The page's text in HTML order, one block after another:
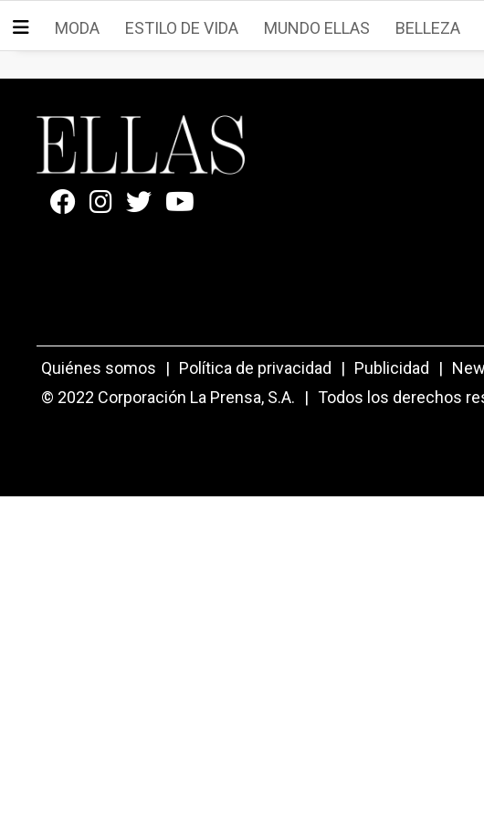
MODA ESTILO DE VIDA MUNDO ELLAS BELLEZA
Quiénes somos | Política de privacidad | Publicidad |
© 2022 Corporación La Prensa, S.A.
| Todos los derechos